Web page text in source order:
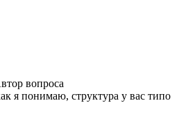
вопроса
я понимаю, структура у вас типо